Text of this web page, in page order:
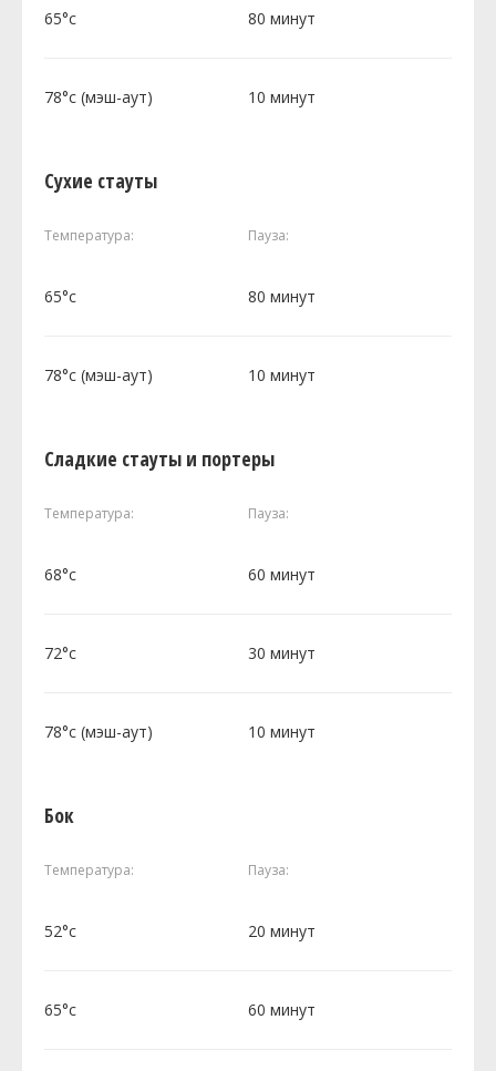
65°c 80 минут
78°c (мэш-аут) 10 минут
Сухие стауты
Температура: Пауза:
65°c 80 минут
78°c (мэш-аут) 10 минут
Сладкие стауты и портеры
Температура: Пауза:
68°c 60 минут
72°c 30 минут
78°c (мэш-аут) 10 минут
Бок
Температура: Пауза:
52°c 20 минут
65°c 60 минут